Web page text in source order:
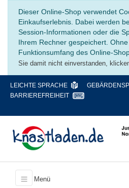
Dieser Online-Shop verwendet
Einkaufserlebnis. Dabei werden
Session-Informationen oder die
Ihrem Rechner gespeichert.
Funktionsumfang des Online-
Sie damit nicht einverstanden,
LEICHTE SPRACHE
BARRIEREFREIHEIT
Menü